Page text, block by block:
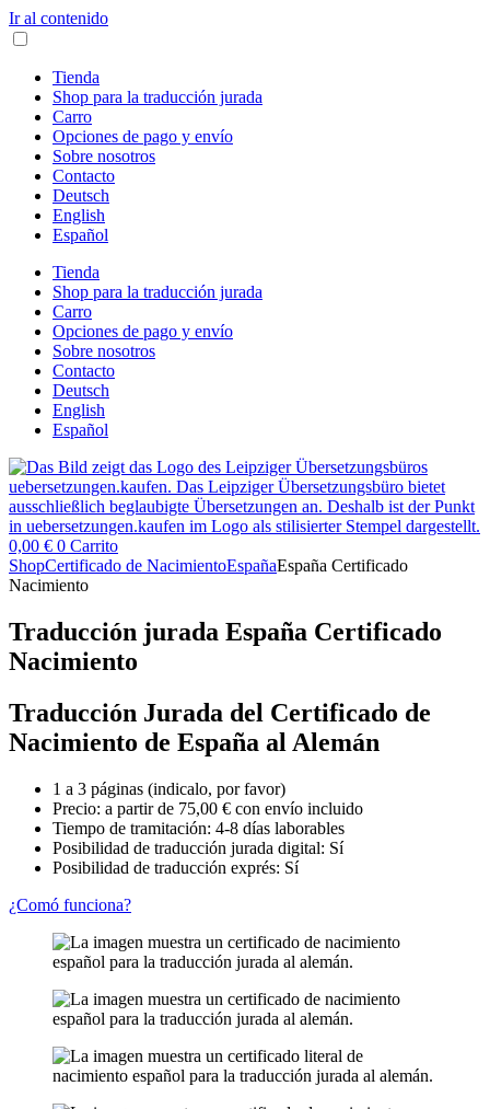
Ir al contenido
Tienda
Shop para la traducción jurada
Carro
Opciones de pago y envío
Sobre nosotros
Contacto
Deutsch
English
Español
Tienda
Shop para la traducción jurada
Carro
Opciones de pago y envío
Sobre nosotros
Contacto
Deutsch
English
Español
0,00 € 0 Carrito
ShopCertificado de NacimientoEspañaEspaña Certificado
Nacimiento
Traducción jurada España Certificado
Nacimiento
Traducción Jurada del Certificado de
Nacimiento de España al Alemán
1 a 3 páginas (indicalo, por favor)
Precio: a partir de 75,00 € con envío incluido
Tiempo de tramitación: 4-8 días laborables
Posibilidad de traducción jurada digital: Sí
Posibilidad de traducción exprés: Sí
¿Comó funciona?